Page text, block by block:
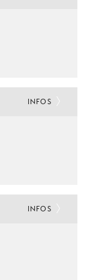
INFOS
INFOS